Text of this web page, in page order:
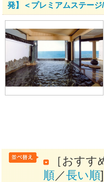
発】＜プレミアムステー
［おすす
順／長い順]